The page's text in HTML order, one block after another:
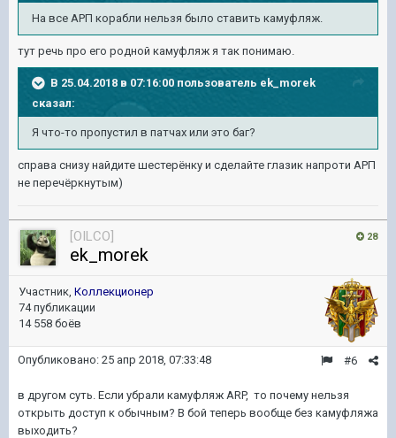
На все АРП корабли нельзя было ставить камуфляж.
тут речь про его родной камуфляж я так понимаю.
В 25.04.2018 в 07:16:00 пользователь ek_morek
сказал:
Я что-то пропустил в патчах или это баг?
справа снизу найдите шестерёнку и сделайте глазик напроти АРП
не перечёркнутым)
28
[OILCO]
ek_morek
Участник, Коллекционер
74 публикации
14 558 боёв
#6
Опубликовано: 25 апр 2018, 07:33:48
в другом суть. Если убрали камуфляж ARP, то почему нельзя
открыть доступ к обычным? В бой теперь вообще без камуфляжа
выходить?